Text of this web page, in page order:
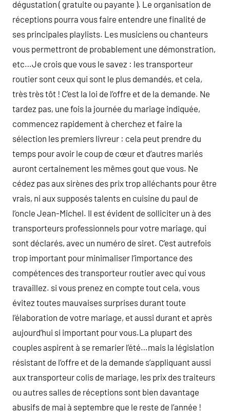
dégustation ( gratuite ou payante ). Le organisation de
réceptions pourra vous faire entendre une finalité de
ses principales playlists. Les musiciens ou chanteurs
vous permettront de probablement une démonstration,
etc…Je crois que vous le savez : les transporteur
routier sont ceux qui sont le plus demandés, et cela,
très très tôt ! C’est la loi de l’offre et de la demande. Ne
tardez pas, une fois la journée du mariage indiquée,
commencez rapidement à cherchez et faire la
sélection les premiers livreur : cela peut prendre du
temps pour avoir le coup de cœur et d’autres mariés
auront certainement les mêmes gout que vous. Ne
cédez pas aux sirènes des prix trop alléchants pour être
vrais, ni aux supposés talents en cuisine du paul de
l’oncle Jean-Michel. Il est évident de solliciter un à des
transporteurs professionnels pour votre mariage, qui
sont déclarés, avec un numéro de siret. C’est autrefois
trop important pour minimaliser l’importance des
compétences des transporteur routier avec qui vous
travaillez. si vous prenez en compte tout cela, vous
évitez toutes mauvaises surprises durant toute
l’élaboration de votre mariage, et aussi durant et après
aujourd’hui si important pour vous.La plupart des
couples aspirent à se remarier l’été…mais la législation
résistant de l’offre et de la demande s’appliquant aussi
aux transporteur colis de mariage, les prix des traiteurs
ou autres salles de réceptions sont bien davantage
abusifs de mai à septembre que le reste de l’année !